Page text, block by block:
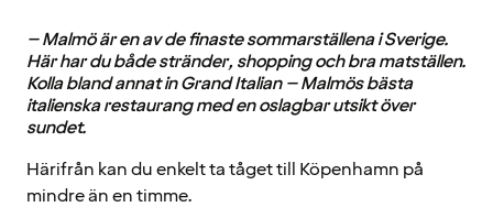
– Malmö är en av de finaste sommarställena i Sverige.
Här har du både stränder, shopping och bra matställen.
Kolla bland annat in Grand Italian – Malmös bästa
italienska restaurang med en oslagbar utsikt över
sundet.
Härifrån kan du enkelt ta tåget till Köpenhamn på
mindre än en timme.